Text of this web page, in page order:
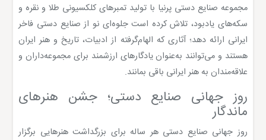
مجموعه صنایع دستی پرنیا با تولید تمبرهای کلکسیونی طلا و نقره و
سکه‌های یادبود، تلاش کرده است جلوه‌ای نو از صنایع دستی فاخر
ایرانی ارائه دهد؛ آثاری که الهام‌گرفته از ادبیات، تاریخ و هنر ایران
هستند و می‌توانند به‌عنوان یادگارهای ارزشمند برای مجموعه‌داران و
علاقه‌مندان به هنر ایرانی باقی بمانند.
روز جهانی صنایع دستی؛ جشن هنرهای
ماندگار
روز جهانی صنایع دستی هر ساله برای بزرگداشت هنرهایی برگزار